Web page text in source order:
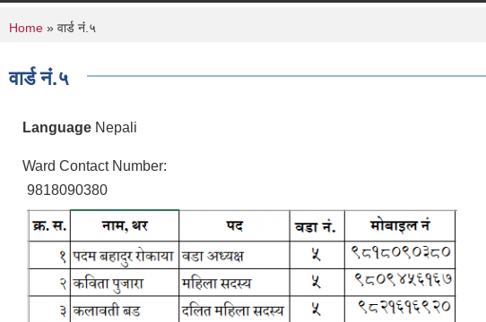
You are here
Home » वार्ड नंं.५
वार्ड नंं.५
Language Nepali
Ward Contact Number:
9818090380